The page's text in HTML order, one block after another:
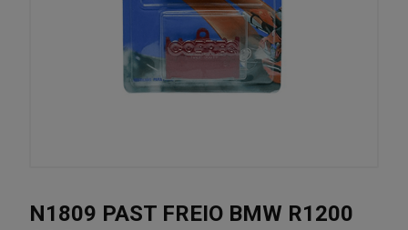
N1809 PAST FREIO BMW R1200